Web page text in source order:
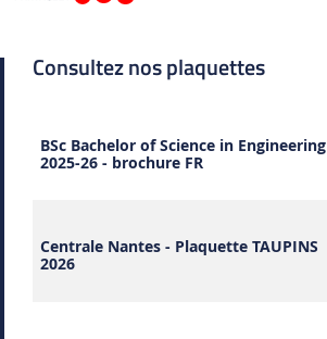
Consultez nos plaquettes
BSc Bachelor of Science in Engineering
2025-26 - brochure FR
Centrale Nantes - Plaquette TAUPINS
2026